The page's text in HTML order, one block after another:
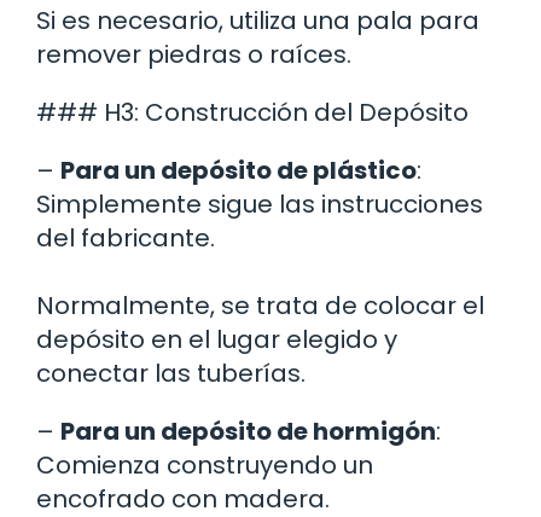
Si es necesario, utiliza una pala para
remover piedras o raíces.
### H3: Construcción del Depósito
– Para un depósito de plástico:
Simplemente sigue las instrucciones
del fabricante.
Normalmente, se trata de colocar el
depósito en el lugar elegido y
conectar las tuberías.
– Para un depósito de hormigón:
Comienza construyendo un
encofrado con madera.